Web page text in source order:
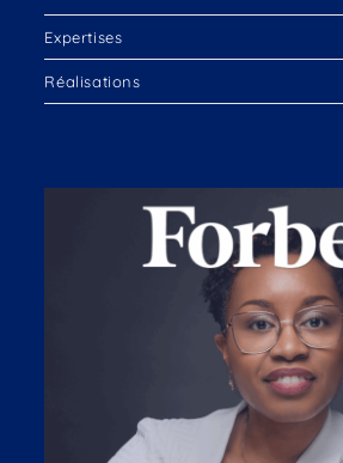
Expertises
Réalisations